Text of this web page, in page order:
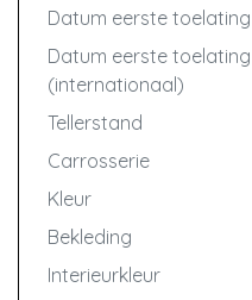
Datum eerste toelating
Datum eerste toelating
(internationaal)
Tellerstand
Carrosserie
Kleur
Bekleding
Interieurkleur